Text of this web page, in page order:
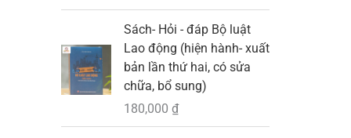
0
0
0
₫
2
9
0
,
0
Sách- Hỏi - đáp Bộ luật
Lao động (hiện hành- xuất
bản lần thứ hai, có sửa
chữa, bổ sung)
180,000 ₫